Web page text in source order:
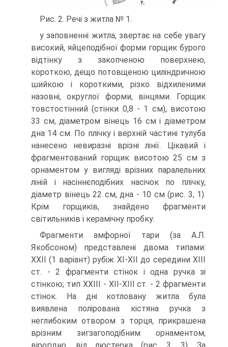
Рис. 2. Речі з житла № 1.
у заповненні житла, звертає на себе увагу
високий, яйцеподібної форми горщик бурого
відтінку з закопченою поверхнею,
короткою, дещо потовщеною циліндричною
шийкою і короткими, різко відхиленими
назовні, округлої форми, вінцями. Горщик
товстостінний (стінки 0,8 - 1 см), висотою
33 см, діаметром вінець 16 см і діаметром
дна 14 см. По плічку і верхній частині тулуба
нанесено невиразні врізні лінії. Цікавий і
фрагментований горщик висотою 25 см з
орнаментом у вигляді врізних паралельних
ліній і насіннєподібних насічок по плічку,
діаметр вінець 22 см, дна - 10 см (рис. 3, 1).
Крім горщиків, знайдено фрагменти
світильників і керамічну пробку.
Фрагменти амфорної тари (за А.Л.
Якобсоном) представлені двома типами:
ХХІІ (1 варіант) рубіж ХІ-ХІІ до середини ХІІІ
ст. - 2 фрагменти стінок і одна ручка зі
стінкою; тип ХХІІІ - ХІІ-ХІІІ ст. - 2 фрагменти
стінок. На дні котловану житла була
виявлена полірована кістяна ручка з
неглибоким отвором з торця, прикрашена
врізним зигзагоподібним орнаментом,
вірогідно, від люстерка (рис. 3, 3). За